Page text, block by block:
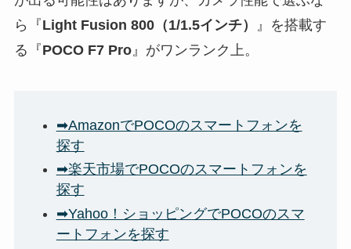
ら『Light Fusion 800（1/1.5インチ）
』を搭載す
る『POCO F7 Pro』がワンランク上。
➡AmazonでPOCOのスマートフォンを
探す
➡楽天市場でPOCOのスマートフォンを
探す
➡Yahoo！ショッピングでPOCOのスマ
ートフォンを探す